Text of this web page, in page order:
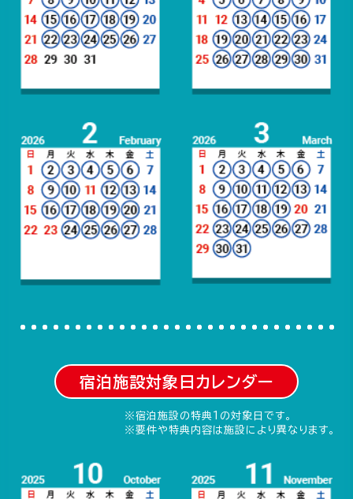
宿泊施設対象日カレンダー
※宿泊施設の特典1の対象日です。
※要件や特典内容は施設により異なります。